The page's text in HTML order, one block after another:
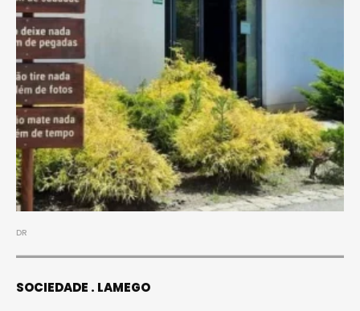
DR
SOCIEDADE LAMEGO